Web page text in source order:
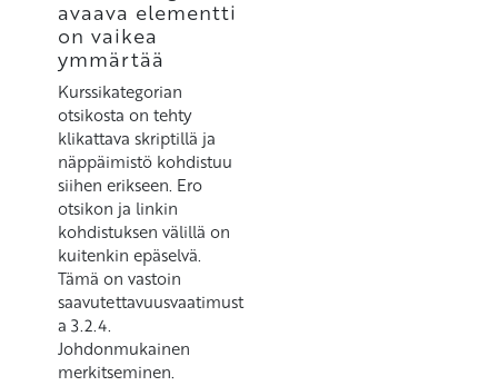
avaava elementti
on vaikea
ymmärtää
Kurssikategorian
otsikosta on tehty
klikattava skriptillä ja
näppäimistö kohdistuu
siihen erikseen. Ero
otsikon ja linkin
kohdistuksen välillä on
kuitenkin epäselvä.
Tämä on vastoin
saavutettavuusvaatimust
a 3.2.4.
Johdonmukainen
merkitseminen.